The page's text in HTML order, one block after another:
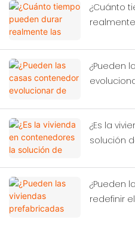
¿Cuánto
adversos?
¿Pueden
¿Es la
solución
obras de
¿Pueden
redefinir